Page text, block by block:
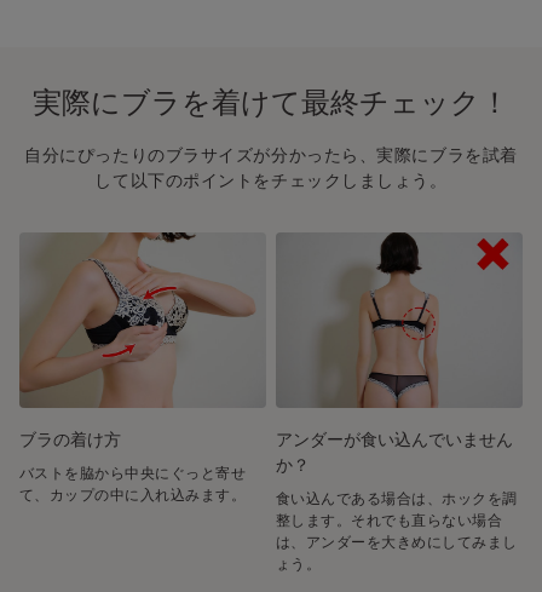
実際にブラを着けて最終チェック！
自分にぴったりのブラサイズが分かったら、実際にブラを試着
して以下のポイントをチェックしましょう。
ブラの着け方
バストを脇から中央にぐっと寄せ
て、カップの中に入れ込みます。
アンダーが食い込んでいません
か？
食い込んである場合は、ホックを調
整します。それでも直らない場合
は、アンダーを大きめにしてみまし
ょう。